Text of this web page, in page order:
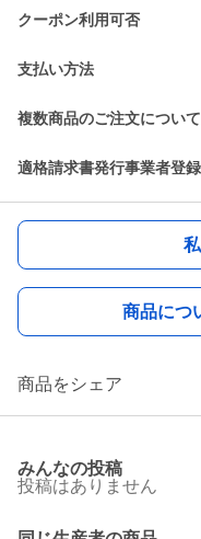
クーポン利用可否
支払い方法
複数商品のご注文について
適格請求書発行事業者登録
商品につ
商品をシェア
みんなの投稿
投稿はありません